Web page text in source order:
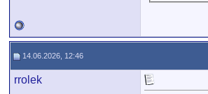
14.06.2026, 12:46
rrolek